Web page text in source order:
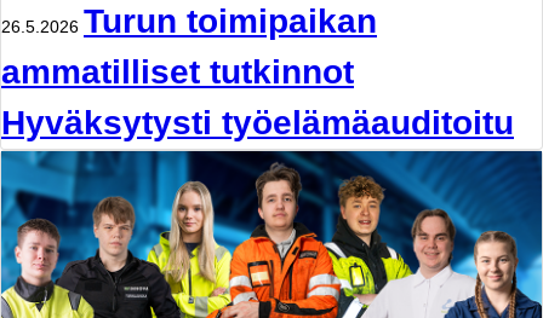
26.5.2026 Turun toimipaikan
ammatilliset tutkinnot
Hyväksytysti työelämäauditoitu